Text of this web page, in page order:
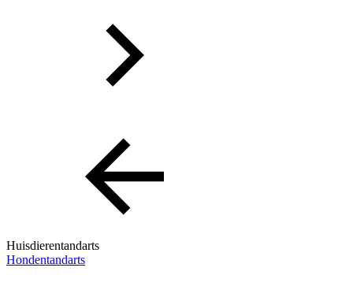
Huisdierentandarts
Hondentandarts